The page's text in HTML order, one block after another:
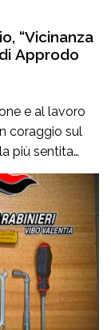
“Vicinanza
Approdo
e al lavoro
coraggio sul
più sentita
Luigi Longo,
episodi
svolto da